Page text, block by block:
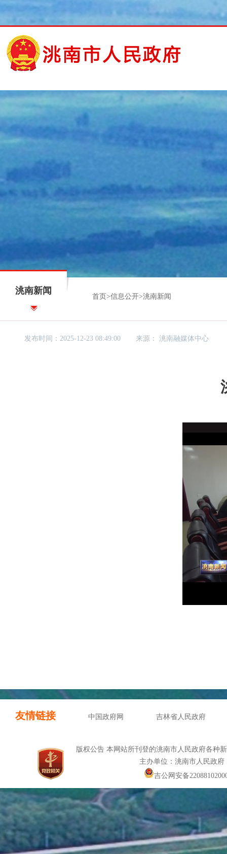
洮南新闻
首页 >信息公开>洮南新闻
发布时间：2025-12-23 08:49:00 来源：洮南融媒体中心
友情链接 中国政府网 吉林省人民政府
版权公告 本网站所刊登的洮南市人民政府各种
主办单位：洮南市人民政
吉公网安备